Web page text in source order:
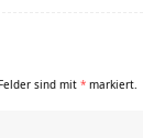
sind mit * markiert.